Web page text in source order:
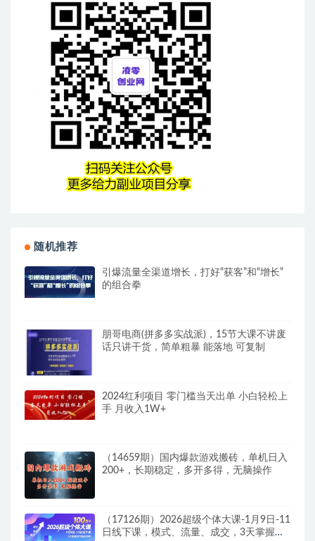
随机推荐
引爆流量全渠道增长，打好“获客”和“增长”
的组合拳
朋哥电商(拼多多实战派)，15节大课不讲废
话只讲干货，简单粗暴 能落地 可复制
2024红利项目 零门槛当天出单 小白轻松上
手 月收入1W+
（14659期）国内爆款游戏搬砖，单机日入
200+，长期稳定，多开多得，无脑操作
（17126期）2026超级个体大课-1月9日-11
日线下课，模式、流量、成交，3天掌握百